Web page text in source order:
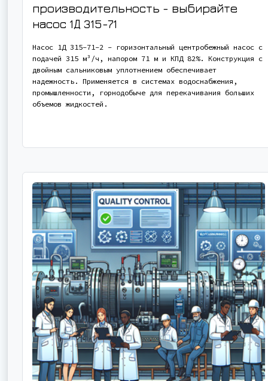
производительность - выбирайте
насос 1Д 315-71
Насос 1Д 315-71-2 - горизонтальный центробежный насос с
подачей 315 м³/ч, напором 71 м и КПД 82%. Конструкция с
двойным сальниковым уплотнением обеспечивает
надежность. Применяется в системах водоснабжения,
промышленности, горнодобыче для перекачивания больших
объемов жидкостей.